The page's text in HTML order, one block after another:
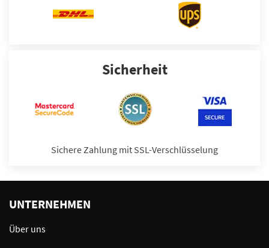
Sicherheit
Sichere Zahlung mit SSL-Verschlüsselung
UNTERNEHMEN
Über uns